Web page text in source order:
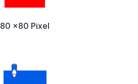
80 x80 Pixel